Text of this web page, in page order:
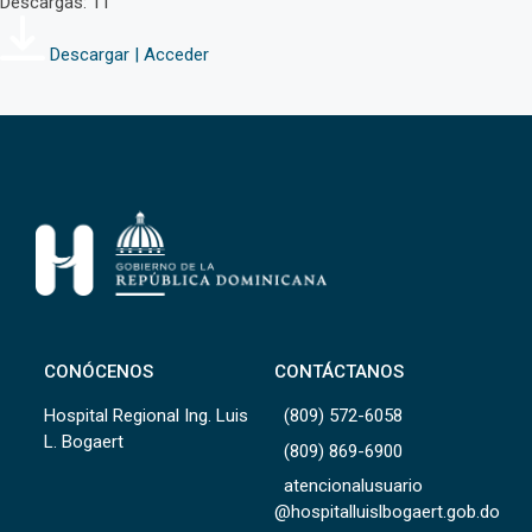
Descargar | Acceder
CONÓCENOS
Hospital Regional Ing. Luis
L. Bogaert
CONTÁCTANOS
(809) 572-6058
(809) 869-6900
atencionalusuario
@hospitalluislbogaert.gob.do